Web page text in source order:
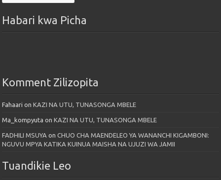
Habari kwa Picha
Komment Zilizopita
Fahaari onKAZI NA UTU, TUNASONGA MBELE
Ma_kompyuta onKAZI NA UTU, TUNASONGA MBELE
FADHILI MSUYA onCHUO CHA MAENDELEO YA WANANCHI KIGAMBONI:
NGUVU MPYA KATIKA KUINUA MAISHA NA UJUZI WA JAMII
Tuandikie Leo